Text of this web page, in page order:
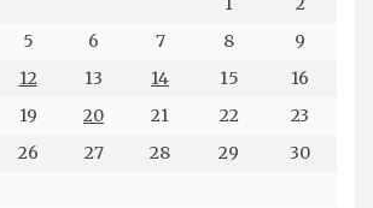
5 6 7 8
9
12 13 14 15
16
19 20 21 22
23
26 27 28 29
30